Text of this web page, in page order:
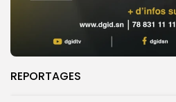
REPORTAGES